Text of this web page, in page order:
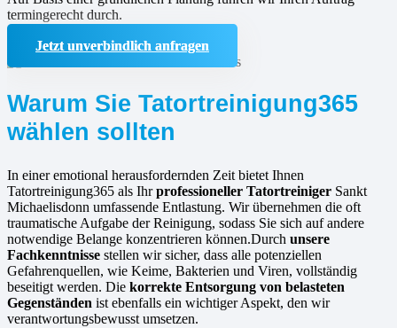
termingerecht durch.
Jetzt unverbindlich anfragen
Warum Sie Tatortreinigung365
wählen sollten
In einer emotional herausfordernden Zeit bietet Ihnen
Tatortreinigung365 als Ihrprofessioneller Tatortreiniger Sankt
Michaelisdonn umfassende Entlastung. Wir übernehmen die oft
traumatische Aufgabe der Reinigung, sodass Sie sich auf andere
notwendige Belange konzentrieren können.Durch unsere
Fachkenntnisse stellen wir sicher, dass alle potenziellen
Gefahrenquellen, wie Keime, Bakterien und Viren, vollständig
beseitigt werden. Die korrekte Entsorgung von belasteten
Gegenständen ist ebenfalls ein wichtiger Aspekt, den wir
verantwortungsbewusst umsetzen.